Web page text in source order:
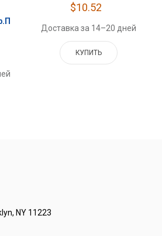
$10.52
Доставка за 14–20 дней
КУПИТЬ
NY 11223